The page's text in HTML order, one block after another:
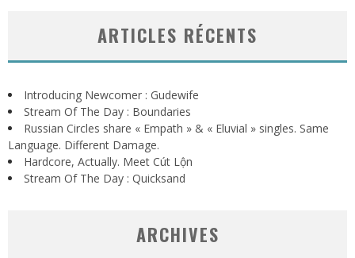
ARTICLES RÉCENTS
Introducing Newcomer : Gudewife
Stream Of The Day : Boundaries
Russian Circles share « Empath » & « Eluvial » singles. Same
Language. Different Damage.
Hardcore, Actually. Meet Cút Lộn
Stream Of The Day : Quicksand
ARCHIVES